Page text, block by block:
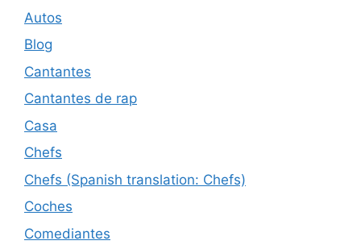
Autos
Blog
Cantantes
Cantantes de rap
Casa
Chefs
Chefs (Spanish translation: Chefs)
Coches
Comediantes